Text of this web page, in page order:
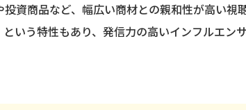
資商品など、幅広い商材との親和性が高い視
いう特性もあり、発信力の高いインフルエン